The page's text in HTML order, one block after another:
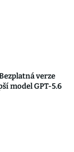
verze
model GPT-5.6